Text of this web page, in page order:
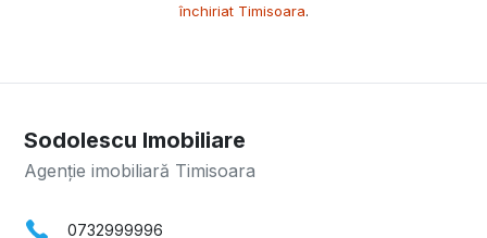
închiriat Timisoara.
Sodolescu Imobiliare
Agenție imobiliară Timisoara
0732999996